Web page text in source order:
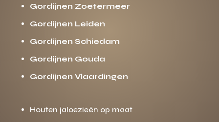
Gordijnen Zoetermeer
Gordijnen Leiden
Gordijnen Schiedam
Gordijnen Gouda
Gordijnen Vlaardingen
Houten jaloezieën op maat